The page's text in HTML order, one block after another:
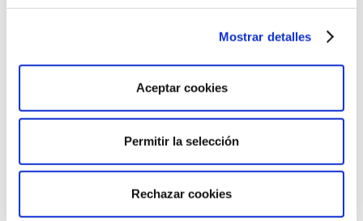
Mostrar detalles
Aceptar cookies
Permitir la selección
Rechazar cookies
ahora renuncian a ser jefes?